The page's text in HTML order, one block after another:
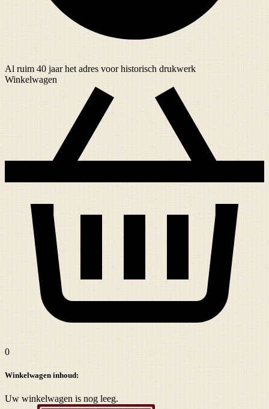
Al ruim 40 jaarhet adres voor historisch drukwerk
Winkelwagen
0
Winkelwagen inhoud:
Uw winkelwagen is nog leeg.